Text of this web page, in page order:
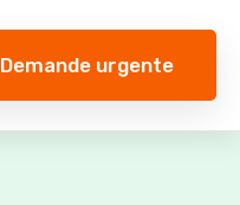
Demande urgente